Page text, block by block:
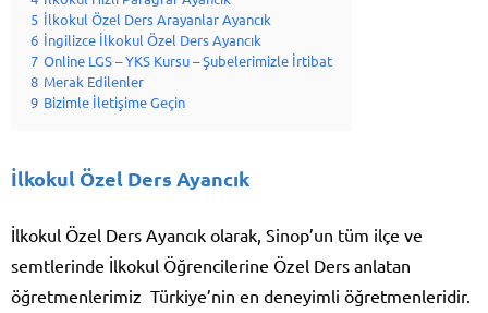
5 İlkokul Özel Ders Arayanlar Ayancık
6 İngilizce İlkokul Özel Ders Ayancık
7 Online LGS – YKS Kursu – Şubelerimizle İrtibat
8 Merak Edilenler
9 Bizimle İletişime Geçin
İlkokul Özel Ders Ayancık
İlkokul Özel Ders Ayancık olarak, Sinop’un tüm ilçe ve
semtlerinde İlkokul Öğrencilerine Özel Ders anlatan
öğretmenlerimiz Türkiye’nin en deneyimli öğretmenleridir.